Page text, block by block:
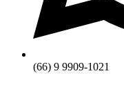
(66) 9 9909-1021